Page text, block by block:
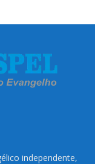
independente,